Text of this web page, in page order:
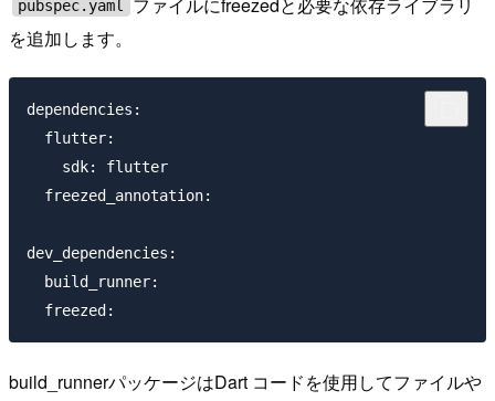
pubspec.yaml
を追加します。
dependencies:
  flutter:
    sdk: flutter
  freezed_annotation:
dev_dependencies:
  build_runner:
build_runnerパッケージはDart コードを使用してファイルや